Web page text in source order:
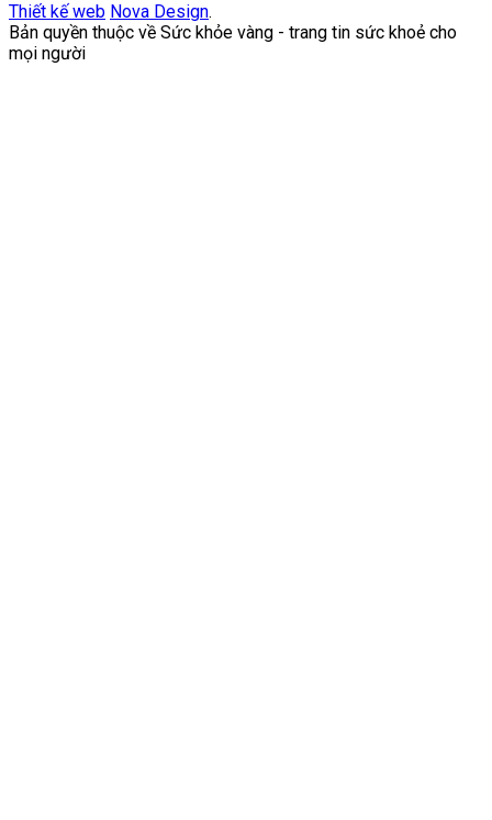
Thiết kế web Nova Design.
Bản quyền thuộc về Sức khỏe vàng - trang tin sức khoẻ cho
mọi người